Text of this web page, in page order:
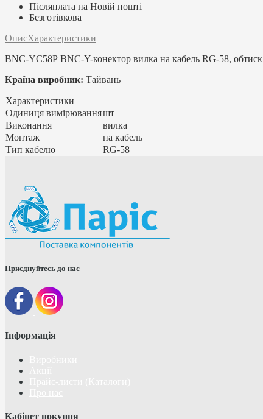
Післяплата на Новій пошті
Безготівкова
ОписХарактеристики
BNC-YС58Р BNC-Y-конектор вилка на кабель RG-58, обтиск
Країна виробник: Тайвань
Характеристики
Одиниця вимірюванняшт
Виконання
вилка
Монтаж
на кабель
Тип кабелю
RG-58
Приєднуйтесь до нас
Інформація
Кабінет покупця